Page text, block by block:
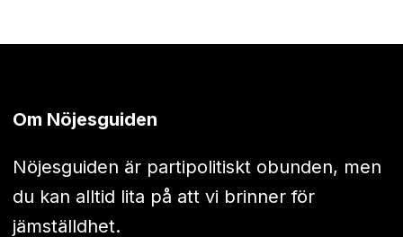
Om Nöjesguiden
Nöjesguiden är partipolitiskt obunden, men
du kan alltid lita på att vi brinner för
jämställdhet.